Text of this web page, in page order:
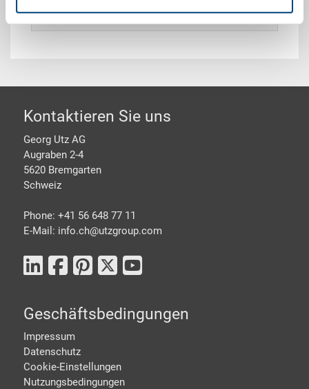
Sonderanfertigungen - Unser Spezialgebiet
Footer
Kontaktieren Sie uns
Georg Utz AG
Augraben 2-4
5620 Bremgarten
Schweiz
Phone: +41 56 648 77 11
E-Mail: info.ch@utzgroup.com
Geschäftsbedingungen
Impressum
Datenschutz
Cookie-Einstellungen
Nutzungsbedingungen